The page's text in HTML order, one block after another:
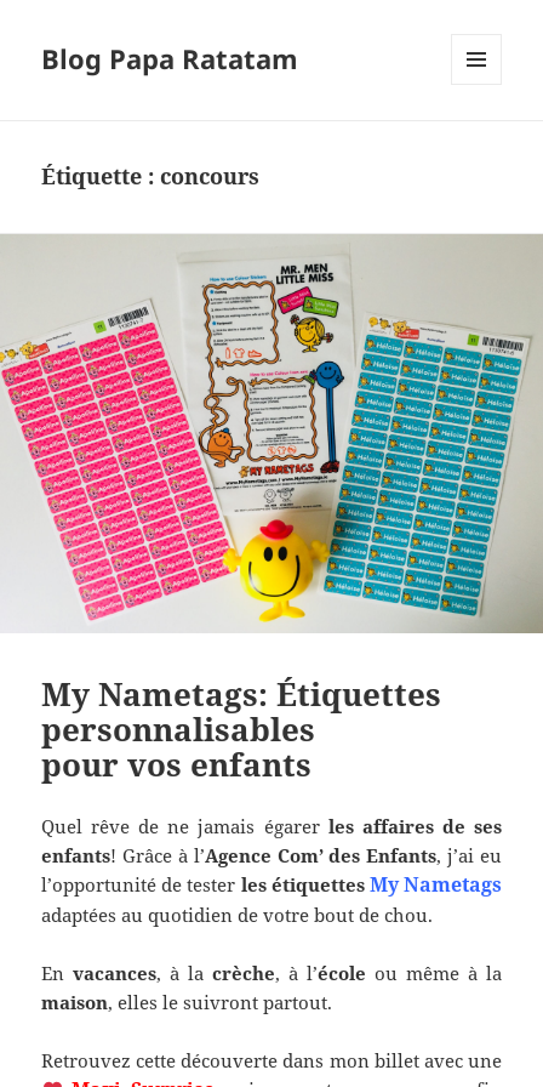
Blog Papa Ratatam
Étiquette :concours
My Nametags: Étiquettes
personnalisables
pour vos enfants
Quel rêve de ne jamais égarerles affaires de ses
enfants! Grâce à l’Agence Com’ des Enfants, j’ai eu
l’opportunité de tester les étiquettes My Nametags
adaptées au quotidien de votre bout de chou.
En vacances, à lacrèche, à l’école ou même à la
maison, elles le suivront partout.
Retrouvez cette découverte dans mon billet avec une